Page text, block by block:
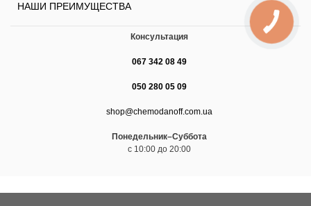
НАШИ ПРЕИМУЩЕСТВА
Консультация
067 342 08 49
050 280 05 09
shop@chemodanoff.com.ua
Понедельник–Суббота
с 10:00 до 20:00